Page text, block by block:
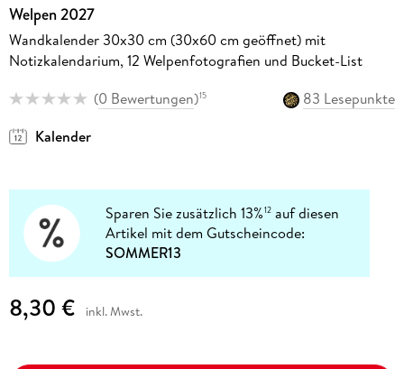
Welpen 2027
Wandkalender 30x30 cm (30x60 cm geöffnet) mit
Notizkalendarium, 12 Welpenfotografien und Bucket-List
(0 Bewertungen)15
83 Lesepunkte
Kalender
Sparen Sie zusätzlich 13%12 auf diesen
Artikel mit dem Gutscheincode:
SOMMER13
8,30 € inkl. Mwst.